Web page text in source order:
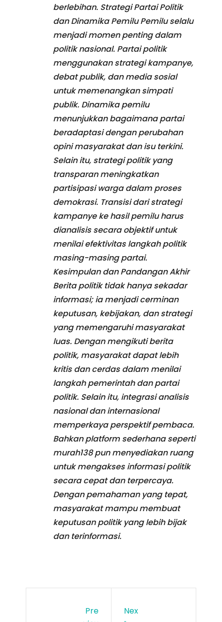
berlebihan. Strategi Partai Politik
dan Dinamika Pemilu Pemilu selalu
menjadi momen penting dalam
politik nasional. Partai politik
menggunakan strategi kampanye,
debat publik, dan media sosial
untuk memenangkan simpati
publik. Dinamika pemilu
menunjukkan bagaimana partai
beradaptasi dengan perubahan
opini masyarakat dan isu terkini.
Selain itu, strategi politik yang
transparan meningkatkan
partisipasi warga dalam proses
demokrasi. Transisi dari strategi
kampanye ke hasil pemilu harus
dianalisis secara objektif untuk
menilai efektivitas langkah politik
masing-masing partai.
Kesimpulan dan Pandangan Akhir
Berita politik tidak hanya sekadar
informasi; ia menjadi cerminan
keputusan, kebijakan, dan strategi
yang memengaruhi masyarakat
luas. Dengan mengikuti berita
politik, masyarakat dapat lebih
kritis dan cerdas dalam menilai
langkah pemerintah dan partai
politik. Selain itu, integrasi analisis
nasional dan internasional
memperkaya perspektif pembaca.
Bahkan platform sederhana seperti
murah138 pun menyediakan ruang
untuk mengakses informasi politik
secara cepat dan terpercaya.
Dengan pemahaman yang tepat,
masyarakat mampu membuat
keputusan politik yang lebih bijak
dan terinformasi.
Pre
Nex